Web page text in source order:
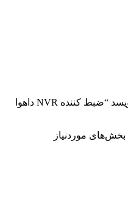
اولین کسی باشید که دیدگاهی می نویسد “ضبط کننده NVR داهوا
بخش‌های موردنیاز